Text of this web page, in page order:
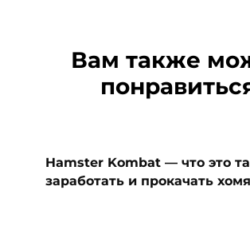
Вам также
Hamster Kombat — что это
заработать и прокачать